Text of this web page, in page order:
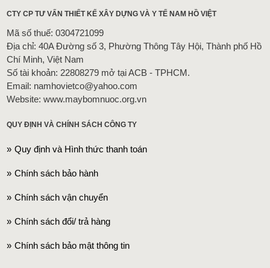
CTY CP TƯ VẤN THIẾT KẾ XÂY DỰNG VÀ Y TẾ NAM HỒ VIỆT
Mã số thuế: 0304721099
Địa chỉ: 40A Đường số 3, Phường Thông Tây Hội, Thành phố Hồ
Chí Minh, Việt Nam
Số tài khoản: 22808279 mở tại ACB - TPHCM.
Email: namhovietco@yahoo.com
Website: www.maybomnuoc.org.vn
QUY ĐỊNH VÀ CHÍNH SÁCH CÔNG TY
Quy định và Hình thức thanh toán
Chính sách bảo hành
Chính sách vận chuyển
Chính sách đổi/ trả hàng
Chính sách bảo mật thông tin